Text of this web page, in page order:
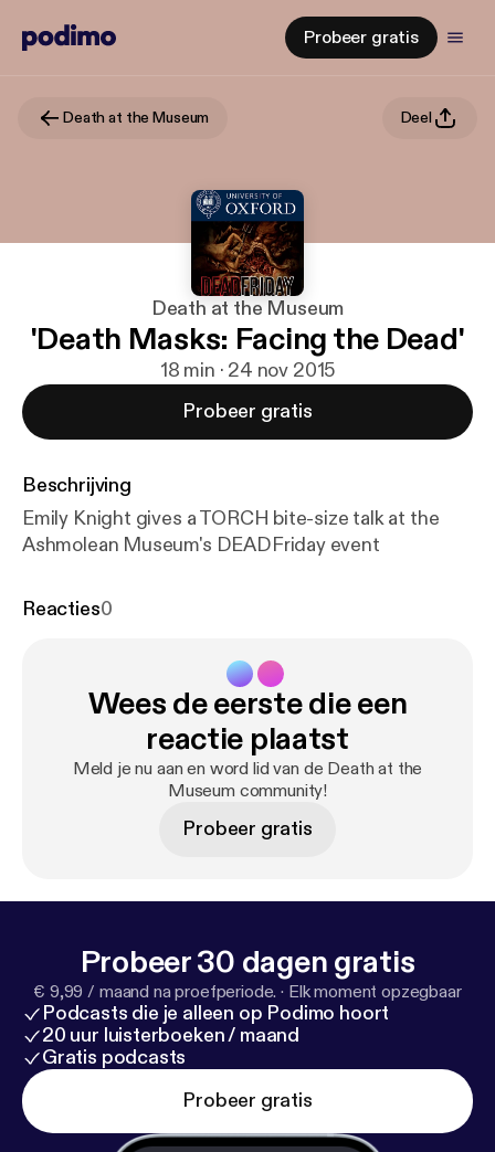
Probeer gratis
Death at the Museum Deel
Death at the Museum
'Death Masks: Facing the Dead'
18 min · 24 nov 2015
Probeer gratis
Beschrijving
Emily Knight gives a TORCH bite-size talk at the
Ashmolean Museum's DEADFriday event
Reacties0
Wees de eerste die een
reactie plaatst
Meld je nu aan en word lid van de Death at the
Museum community!
Probeer gratis
Probeer 30 dagen gratis
€ 9,99 / maand na proefperiode. · Elk moment opzegbaar
Podcasts die je alleen op Podimo hoort
20 uur luisterboeken / maand
Gratis podcasts
Probeer gratis